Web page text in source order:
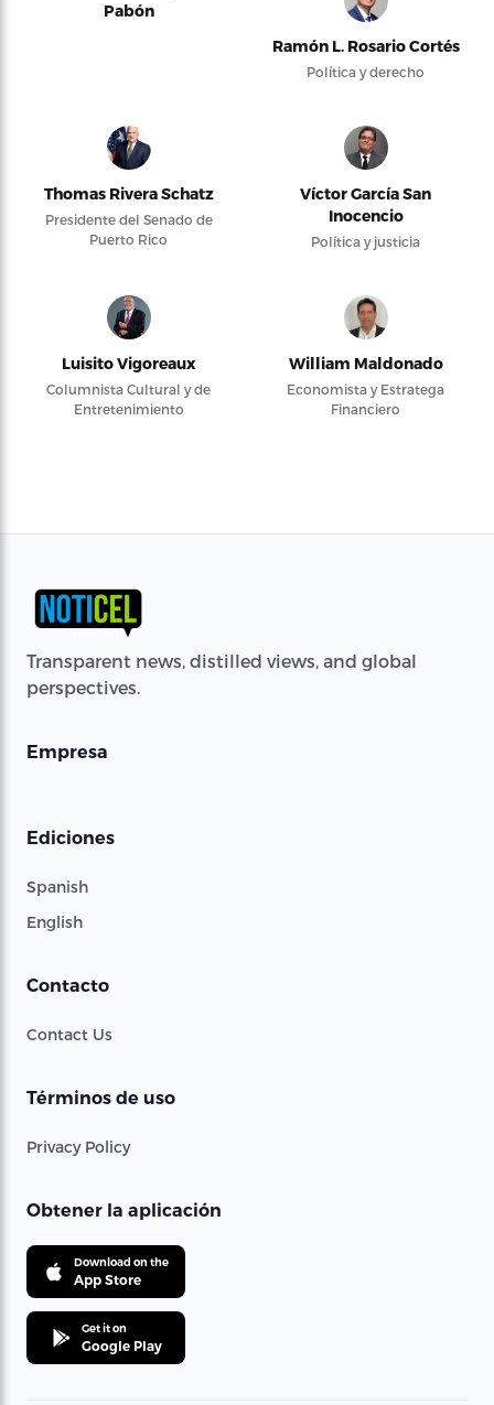
Pabón
Ramón L. Rosario Cortés
Política y derecho
Thomas Rivera Schatz
Presidente del Senado de
Puerto Rico
Víctor García San
Inocencio
Política y justicia
Luisito Vigoreaux
Columnista Cultural y de
Entretenimiento
William Maldonado
Economista y Estratega
Financiero
Transparent news, distilled views, and global
perspectives.
Empresa
Ediciones
Spanish
English
Contacto
Contact Us
Términos de uso
Privacy Policy
Obtener la aplicación
Download on the
App Store
Get it on
Google Play